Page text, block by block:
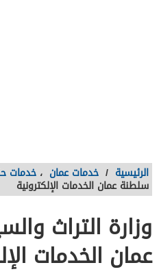
الرئيسية / خدمات عمان ، خدمات
سلطنة عمان الخدمات الإلكترونية
وزارة التراث
عمان الخدمات